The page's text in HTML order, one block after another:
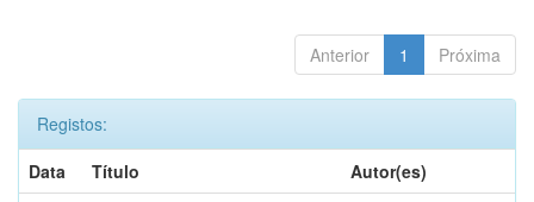
Anterior 1 Próxima
Registos:
Data
Título
Autor(es)